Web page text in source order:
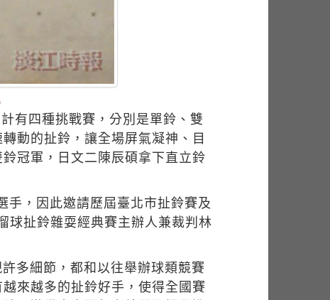
有四種挑戰賽，分別是單鈴、雙
動的扯鈴，讓全場屏氣凝神、目
冠軍，日文二陳辰碩拿下直立鈴
，因此邀請歷屆臺北市扯鈴賽及
扯鈴雜耍經典賽主辦人兼裁判林
多細節，都和以往舉辦球類競賽
來越多的扯鈴好手，使得全國賽